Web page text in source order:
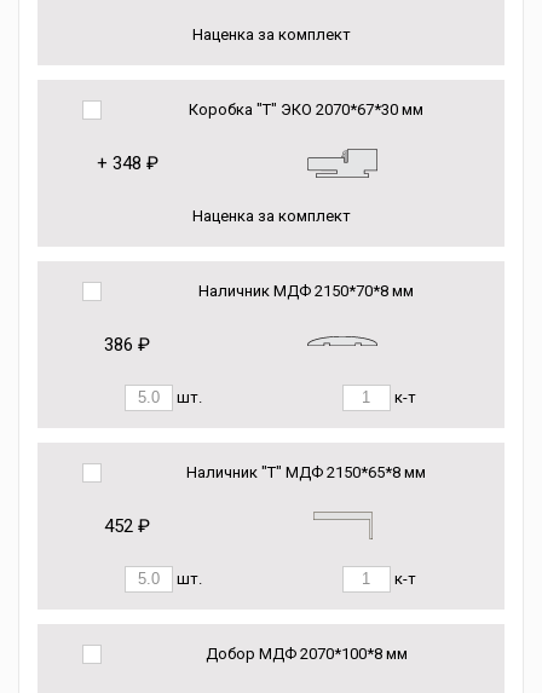
Наценка за комплект
Коробка "Т" ЭКО 2070*67*30 мм
+ 348 ₽
Наценка за комплект
Наличник МДФ 2150*70*8 мм
386 ₽
шт. к-т
Наличник "Т" МДФ 2150*65*8 мм
452 ₽
шт. к-т
Добор МДФ 2070*100*8 мм